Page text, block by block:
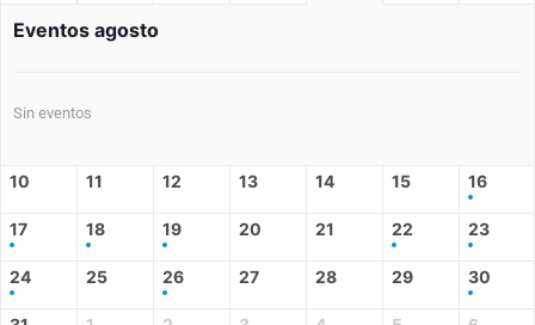
Eventos agosto
Sin eventos
10 11 12 13 14 15 16
17 18 19 20 21 22 23
24 25 26 27 28 29 30